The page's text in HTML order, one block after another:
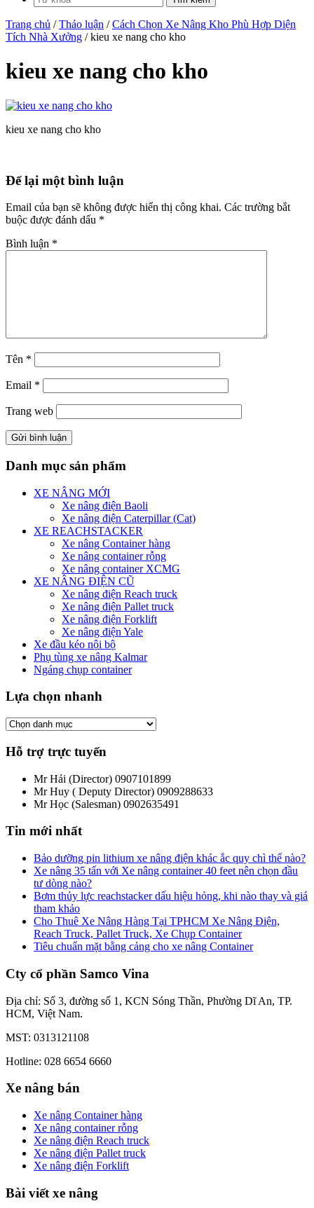
Trang chủ /Thảo luận /Cách Chọn Xe Nâng Kho Phù Hợp Diện
Tích Nhà Xưởng / kieu xe nang cho kho
kieu xe nang cho kho
kieu xe nang cho kho
Để lại một bình luận
Email của bạn sẽ không được hiển thị công khai. Các trường bắt
buộc được đánh dấu *
Bình luận *
Tên *
Email *
Trang web
Danh mục sản phẩm
XE NÂNG MỚI
Xe nâng điện Baoli
Xe nâng điện Caterpillar (Cat)
XE REACHSTACKER
Xe nâng Container hàng
Xe nâng container rỗng
Xe nâng container XCMG
XE NÂNG ĐIỆN CŨ
Xe nâng điện Reach truck
Xe nâng điện Pallet truck
Xe nâng điện Forklift
Xe nâng điện Yale
Xe đầu kéo nội bộ
Phụ tùng xe nâng Kalmar
Ngáng chụp container
Lựa chọn nhanh
Hỗ trợ trực tuyến
Mr Hải (Director) 0907101899
Mr Huy ( Deputy Director) 0909288633
Mr Học (Salesman) 0902635491
Tin mới nhất
Bảo dưỡng pin lithium xe nâng điện khác ắc quy chì thế nào?
Xe nâng 35 tấn với Xe nâng container 40 feet nên chọn đầu
tư dòng nào?
Bơm thủy lực reachstacker dấu hiệu hỏng, khi nào thay và giá
tham khảo
Cho Thuê Xe Nâng Hàng Tại TPHCM Xe Nâng Điện,
Reach Truck, Pallet Truck, Xe Chụp Container
Tiêu chuẩn mặt bằng cảng cho xe nâng Container
Cty cổ phần Samco Vina
Địa chỉ: Số 3, đường số 1, KCN Sóng Thần, Phường Dĩ An, TP.
HCM, Việt Nam.
MST: 0313121108
Hotline: 028 6654 6660
Xe nâng bán
Xe nâng Container hàng
Xe nâng container rỗng
Xe nâng điện Reach truck
Xe nâng điện Pallet truck
Xe nâng điện Forklift
Bài viết xe nâng